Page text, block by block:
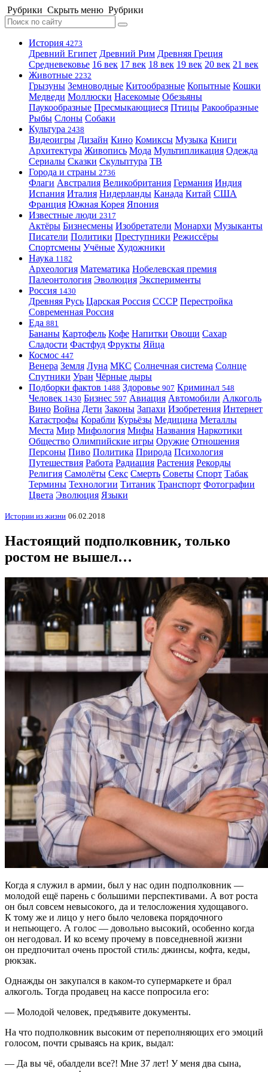
Рубрики Скрыть меню Рубрики
История 4273
Древний Египет Древний Рим Древняя Греция
Средневековье 16 век 17 век 18 век 19 век 20 век 21 век
Животные 2232
Грызуны Земноводные Китообразные Копытные Кошки
Медведи Моллюски Насекомые Обезьяны
Паукообразные Пресмыкающиеся Птицы Ракообразные
Рыбы Слоны Собаки
Культура 2438
Видеоигры Дизайн Кино Комиксы Музыка Книги
Архитектура Живопись Мода Мультипликация Одежда
Сериалы Сказки Скульптура ТВ
Города и страны 2736
Флаги Австралия Великобритания Германия Индия
Испания Италия Нидерланды Канада Китай США
Франция Южная Корея Япония
Известные люди 2317
Актёры Бизнесмены Изобретатели Монархи Музыканты
Писатели Политики Преступники Режиссёры
Спортсмены Учёные Художники
Наука 1182
Археология Математика Нобелевская премия
Палеонтология Эволюция Эксперименты
Россия 1430
Древняя Русь Царская Россия СССР Перестройка
Современная Россия
Еда 881
Бананы Картофель Кофе Напитки Овощи Сахар
Сладости Фастфуд Фрукты Яйца
Космос 447
Венера Земля Луна МКС Солнечная система Солнце
Спутники Уран Чёрные дыры
Подборки фактов 1488 Здоровье 907 Криминал 548
Человек 1430 Бизнес 597 Авиация Автомобили Алкоголь
Вино Война Дети Законы Запахи Изобретения Интернет
Катастрофы Корабли Курьёзы Медицина Металлы
Места Мир Мифология Мифы Названия Наркотики
Общество Олимпийские игры Оружие Отношения
Персоны Пиво Политика Природа Психология
Путешествия Работа Радиация Растения Рекорды
Религия Самолёты Секс Смерть Советы Спорт Табак
Термины Технологии Титаник Транспорт Фотографии
Цвета Эволюция Языки
Истории из жизни 06.02.2018
Настоящий подполковник, только
ростом не вышел…
Когда я служил в армии, был у нас один подполковник —
молодой ещё парень с большими перспективами. А вот роста
он был совсем невысокого, да и телосложения худощавого.
К тому же и лицо у него было человека порядочного
и непьющего. А голос — довольно высокий, особенно когда
он негодовал. И ко всему прочему в повседневной жизни
он предпочитал очень простой стиль: джинсы, кофта, кеды,
рюкзак.
Однажды он закупался в каком-то супермаркете и брал
алкоголь. Тогда продавец на кассе попросила его:
— Молодой человек, предъявите документы.
На что подполковник высоким от переполняющих его эмоций
голосом, почти срываясь на крик, выдал:
— Да вы чё, обалдели все?! Мне 37 лет! У меня два сына,